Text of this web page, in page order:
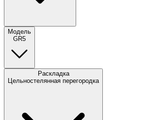
Модель
GR5
Раскладка
Цельностелянная перегородка